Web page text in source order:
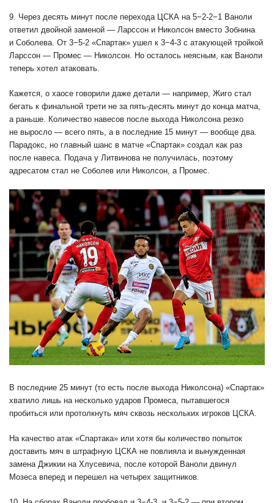
9. Через десять минут после перехода ЦСКА на 5−2-2−1 Ваноли
ответил двойной заменой — Ларссон и Николсон вместо Зобнина
и Соболева. От 3−5-2 «Спартак» ушел к 3−4-3 с атакующей тройкой
Ларссон — Промес — Николсон. Но осталось неясным, как Ваноли
теперь хотел атаковать.
Кажется, о хаосе говорили даже детали — например, Жиго стал
бегать к финальной трети не за пять-десять минут до конца матча,
а раньше. Количество навесов после выхода Николсона резко
не выросло — всего пять, а в последние 15 минут — вообще два.
Парадокс, но главный шанс в матче «Спартак» создал как раз
после навеса. Подача у Литвинова не получилась, поэтому
адресатом стал не Соболев или Николсон, а Промес.
В последние 25 минут (то есть после выхода Николсона) «Спартак»
хватило лишь на несколько ударов Промеса, пытавшегося
пробиться или протолкнуть мяч сквозь нескольких игроков ЦСКА.
На качество атак «Спартака» или хотя бы количество попыток
доставить мяч в штрафную ЦСКА не повлияла и вынужденная
замена Джикии на Хлусевича, после которой Ваноли двинул
Мозеса вперед и перешел на четырех защитников.